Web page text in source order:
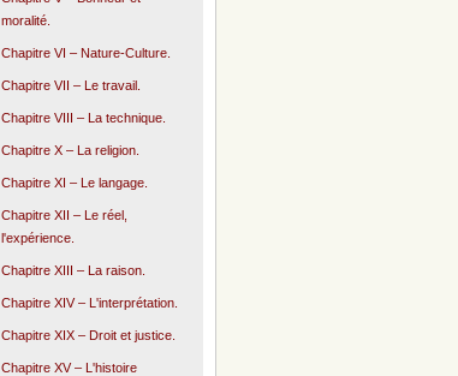
moralité.
Chapitre VI – Nature-Culture.
Chapitre VII – Le travail.
Chapitre VIII – La technique.
Chapitre X – La religion.
Chapitre XI – Le langage.
Chapitre XII – Le réel,
l'expérience.
Chapitre XIII – La raison.
Chapitre XIV – L'interprétation.
Chapitre XIX – Droit et justice.
Chapitre XV – L'histoire